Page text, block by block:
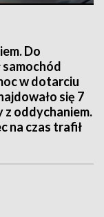
Do
w dotarciu
się 7
z oddychaniem.
na czas trafił